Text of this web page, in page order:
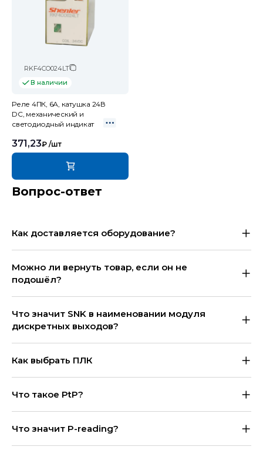
RKF4CO024LT
В наличии
Реле 4ПК, 6А, катушка 24В
DC, механический и
светодиодный индикат
371,23₽ /шт
Вопрос-ответ
Как доставляется оборудование?
Можно ли вернуть товар, если он не
подошёл?
Что значит SNK в наименовании модуля
дискретных выходов?
Как выбрать ПЛК
Что такое PtP?
Что значит P-reading?